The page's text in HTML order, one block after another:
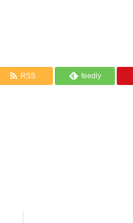
RSS feedly